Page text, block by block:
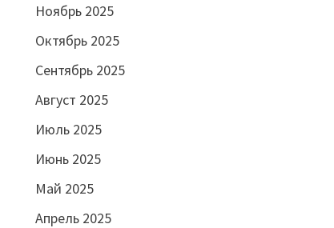
Ноябрь 2025
Октябрь 2025
Сентябрь 2025
Август 2025
Июль 2025
Июнь 2025
Май 2025
Апрель 2025